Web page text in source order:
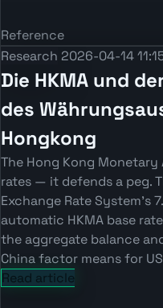
Reference
Research 2026-04-14
Die HKMA und
des
Hongkong
The Hong Kong
rates — it defends a peg.
Exchange Rate System's
automatic HKMA base
the aggregate balance
China factor means for
Read article